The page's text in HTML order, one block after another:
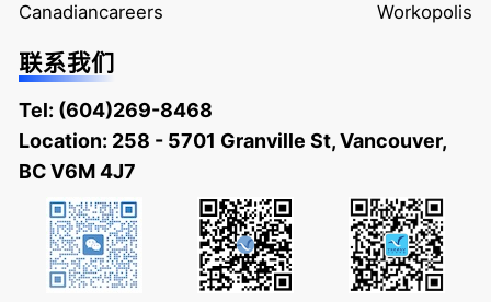
Canadiancareers
Workopolis
联系我们
Tel: (604)269-8468
Location: 258 - 5701 Granville St, Vancouver,
BC V6M 4J7